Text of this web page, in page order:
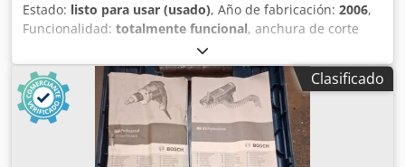
Estado: listo para usar (usado), Año de fabricación: 2006,
Funcionalidad: totalmente funcional, anchura de corte
, longitud útil:16.000 mm
trabajo:450 mm, Equipamiento:barrera fotoeléctrica de
seguridad
, Se ofrece a la venta una máquina de
ensamblaje Hundegger K2 en excelente estado, equipada
con cepillo automático. La instalación está completamente
operativa y ha recibido mantenimiento periódico varias
veces al año realizado por Hundegger. La máquina estará
Clasificado